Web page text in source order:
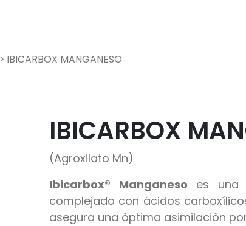
> IBICARBOX MANGANESO
IBICARBOX
(Agroxilato Mn)
Ibicarbox® Manganeso es una
complejado con ácidos
asegura una óptima asimilación